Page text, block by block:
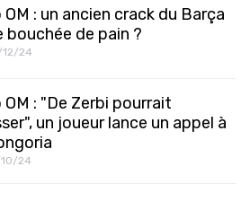
: un ancien crack du Barça
bouchée de pain ?
12/24
: "De Zerbi pourrait
un joueur lance un appel à
24